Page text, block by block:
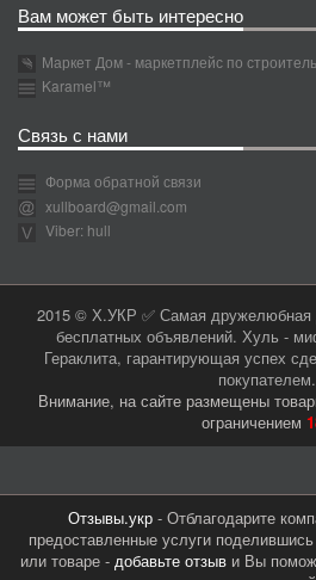
Вам может быть интересно
Маркет Дом - маркетплейс по
Karamel™
Связь с нами
Форма обратной связи
xullboard@gmail.com
Viber: hull
2015 © Х.УКР ✅ Самая дружелюбная
бесплатных объявлений. Хуль -
Гераклита, гарантирующая успех
покупателем.
Внимание, на сайте размещены
ограничением
Отзывы.укр - Отблагодарите
предоставленные услуги
или товаре - добавьте отзыв и Вы